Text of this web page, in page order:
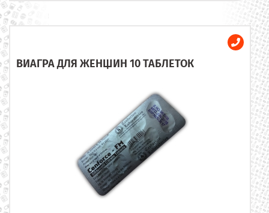
ВИАГРА ДЛЯ ЖЕНЩИН 10 ТАБЛЕТОК